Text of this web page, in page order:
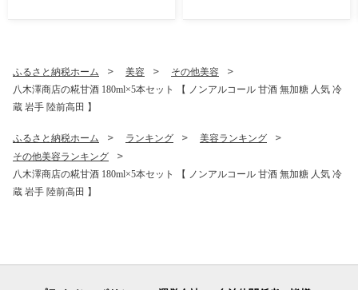
ふるさと納税ホーム 美容
その他美容
八木澤商店の糀甘酒 180ml×5本セット 【 ノンアルコール 甘酒 無加糖 人気 冷
蔵 岩手 陸前高田 】
ふるさと納税ホーム ランキング
美容ランキング
その他美容ランキング
八木澤商店の糀甘酒 180ml×5本セット 【 ノンアルコール 甘酒 無加糖 人気 冷
蔵 岩手 陸前高田 】